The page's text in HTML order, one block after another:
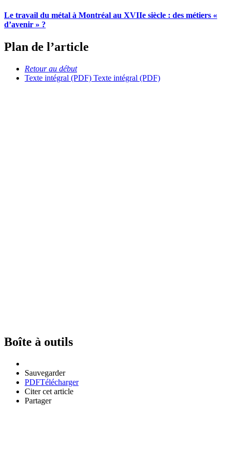
Le travail du métal à Montréal au XVIIe siècle : des métiers «
d’avenir » ?
Plan de l’article
Retour au début
Texte intégral (PDF) Texte intégral (PDF)
Boîte à outils
Sauvegarder
PDFTélécharger
Citer cet article
Partager